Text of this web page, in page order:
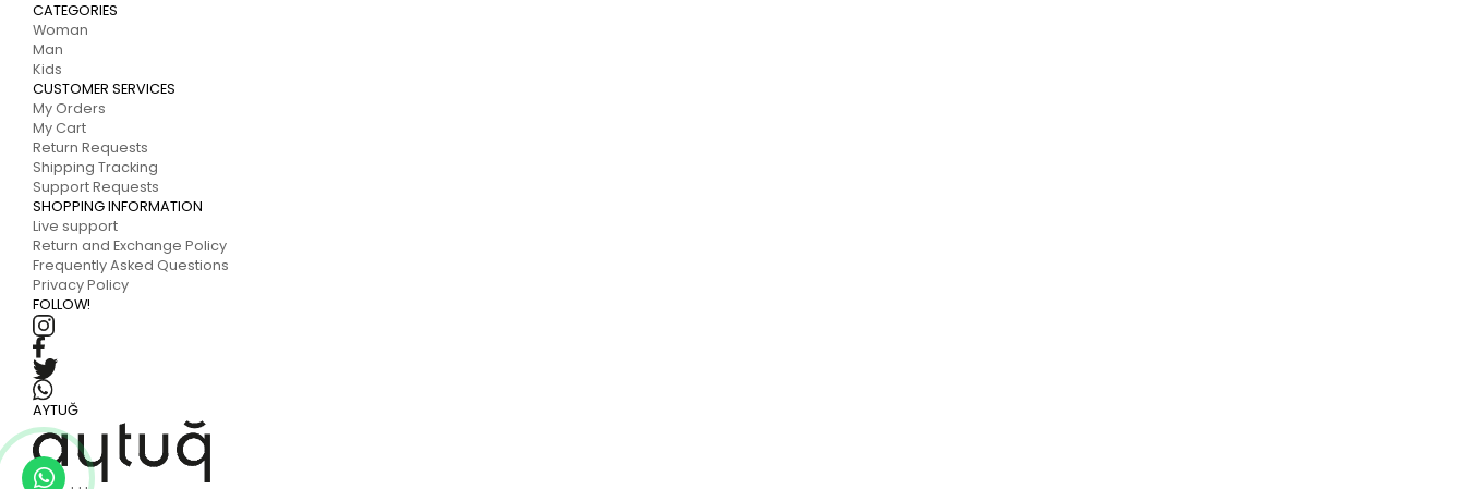
CATEGORIES
Woman
Man
Kids
CUSTOMER SERVICES
My Orders
My Cart
Return Requests
Shipping Tracking
Support Requests
SHOPPING INFORMATION
Live support
Return and Exchange Policy
Frequently Asked Questions
Privacy Policy
FOLLOW!
AYTUĞ